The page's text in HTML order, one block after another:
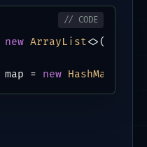
new ArrayList
= new HashMap